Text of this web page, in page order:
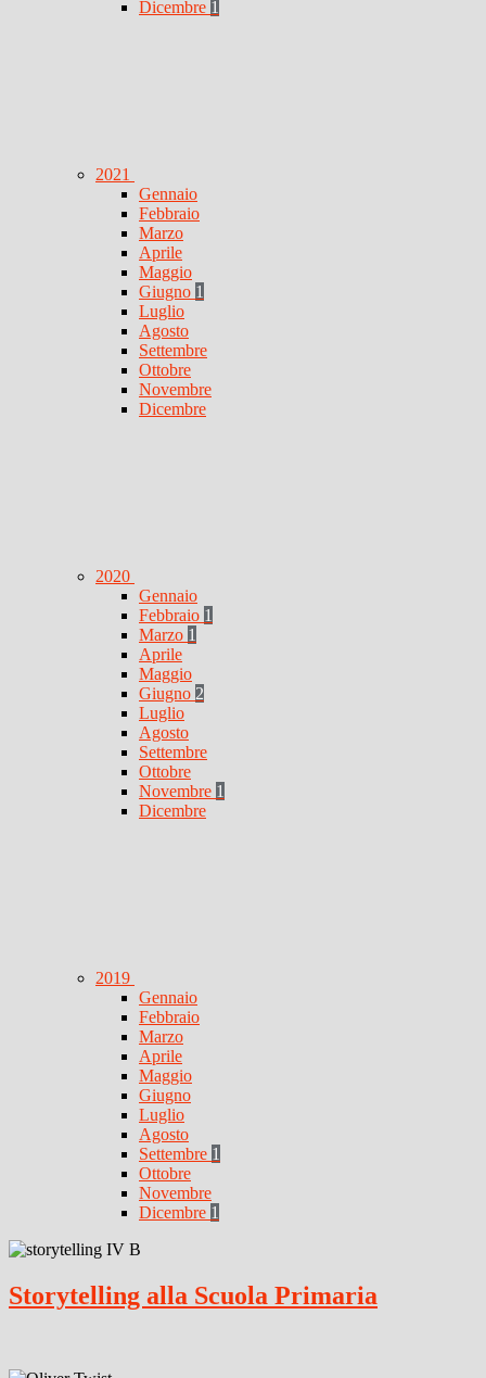
Dicembre 1
2021
Gennaio
Febbraio
Marzo
Aprile
Maggio
Giugno 1
Luglio
Agosto
Settembre
Ottobre
Novembre
Dicembre
2020
Gennaio
Febbraio 1
Marzo 1
Aprile
Maggio
Giugno 2
Luglio
Agosto
Settembre
Ottobre
Novembre 1
Dicembre
2019
Gennaio
Febbraio
Marzo
Aprile
Maggio
Giugno
Luglio
Agosto
Settembre 1
Ottobre
Novembre
Dicembre 1
Storytelling alla Scuola Primaria